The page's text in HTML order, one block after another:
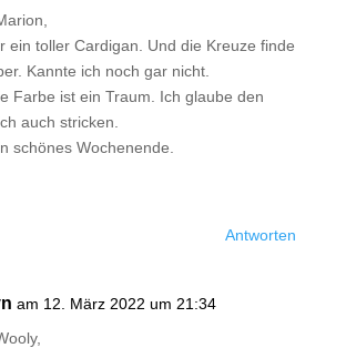
ein toller Cardigan. Und die Kreuze finde
Kannte ich noch gar nicht.
Farbe ist ein Traum. Ich glaube den
auch stricken.
schönes Wochenende.
Antworten
am 12. März 2022 um 21:34